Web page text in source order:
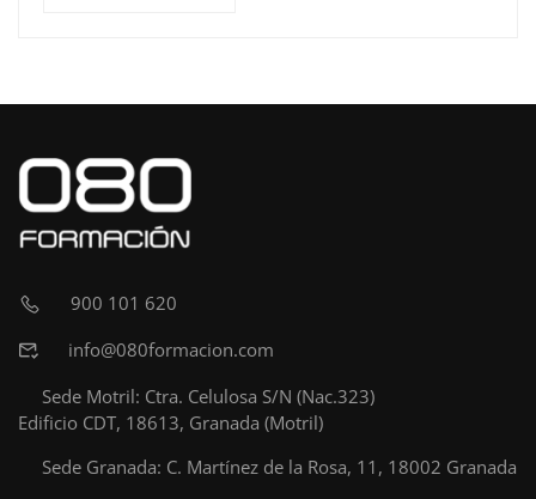
900 101 620
info@080formacion.com
Sede Motril: Ctra. Celulosa S/N (Nac.323)
Edificio CDT, 18613, Granada (Motril)
Sede Granada: C. Martínez de la Rosa, 11, 18002 Granada